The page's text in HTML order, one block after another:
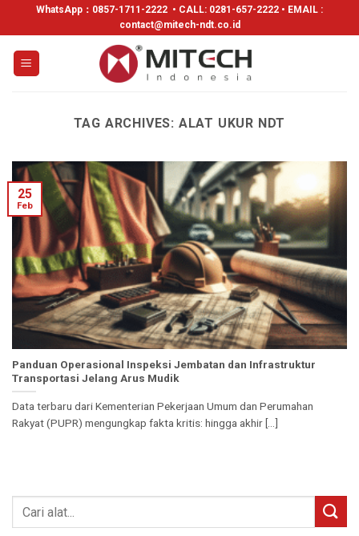
WhatsApp： 0857-1711-2222 • CALL: 0281-657-2222 • EMAIL :
contact@mitech-ndt.co.id
TAG ARCHIVES: ALAT UKUR NDT
Panduan Operasional Inspeksi Jembatan dan Infrastruktur
Transportasi Jelang Arus Mudik
Data terbaru dari Kementerian Pekerjaan Umum dan Perumahan
Rakyat (PUPR) mengungkap fakta kritis: hingga akhir [...]
25
Feb